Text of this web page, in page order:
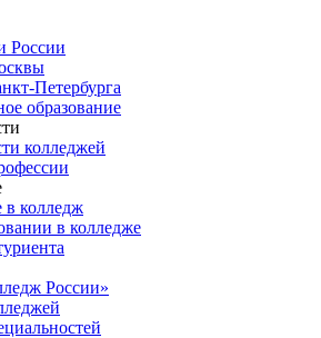
России
Петербурга
образование
колледжей
в колледж
в колледже
России»